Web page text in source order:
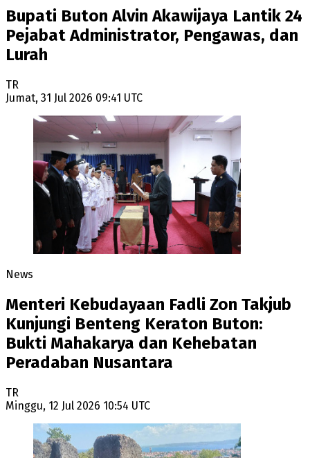
Bupati Buton Alvin Akawijaya Lantik 24
Pejabat Administrator, Pengawas, dan
Lurah
TR
Jumat, 31 Jul 2026 09:41 UTC
News
Menteri Kebudayaan Fadli Zon Takjub
Kunjungi Benteng Keraton Buton:
Bukti Mahakarya dan Kehebatan
Peradaban Nusantara
TR
Minggu, 12 Jul 2026 10:54 UTC